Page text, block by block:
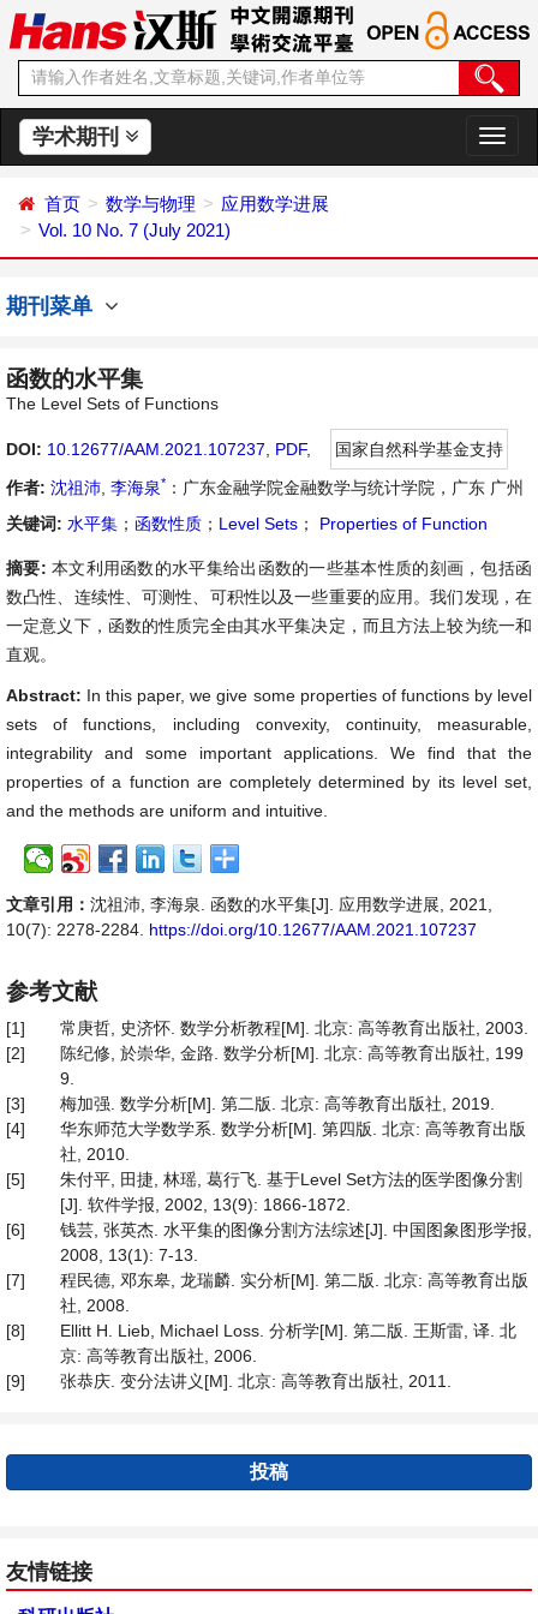
学术期刊
切
换
首页 数学与物理
应用数学进展
Vol. 10 No. 7 (July 2021)
期刊菜单
函数的水平集
The Level Sets of Functions
DOI: 10.12677/AAM.2021.107237 PDF,
国家自然科学基金支持
作者: 沈祖沛 李海泉* ：广东金融学院金融数学与统计学院，广东 广州
关键词: 水平集 ； 函数性质 ； Level Sets ； Properties of Function
摘要: 本文利用函数的水平集给出函数的一些基本性质的刻画，包括函
数凸性、连续性、可测性、可积性以及一些重要的应用。我们发现，在
一定意义下，函数的性质完全由其水平集决定，而且方法上较为统一和
直观。
Abstract: In this paper, we give some properties of functions by level
sets of functions, including convexity, continuity, measurable,
integrability and some important applications. We find that the
properties of a function are completely determined by its level set,
and the methods are uniform and intuitive.
文章引用： 沈祖沛, 李海泉. 函数的水平集[J]. 应用数学进展, 2021,
10(7): 2278-2284. https://doi.org/10.12677/AAM.2021.107237
参考文献
[1]
常庚哲, 史济怀. 数学分析教程[M]. 北京: 高等教育出版社, 2003.
[2]
陈纪修, 於崇华, 金路. 数学分析[M]. 北京: 高等教育出版社, 199
9.
[3]
梅加强. 数学分析[M]. 第二版. 北京: 高等教育出版社, 2019.
[4]
华东师范大学数学系. 数学分析[M]. 第四版. 北京: 高等教育出版
社, 2010.
[5]
朱付平, 田捷, 林瑶, 葛行飞. 基于Level Set方法的医学图像分割
[J]. 软件学报, 2002, 13(9): 1866-1872.
[6]
钱芸, 张英杰. 水平集的图像分割方法综述[J]. 中国图象图形学报,
2008, 13(1): 7-13.
[7]
程民德, 邓东皋, 龙瑞麟. 实分析[M]. 第二版. 北京: 高等教育出版
社, 2008.
[8]
Ellitt H. Lieb, Michael Loss. 分析学[M]. 第二版. 王斯雷, 译. 北
京: 高等教育出版社, 2006.
[9]
张恭庆. 变分法讲义[M]. 北京: 高等教育出版社, 2011.
投稿
友情链接